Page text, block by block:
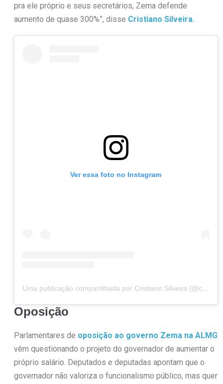
pra ele próprio e seus secretários, Zema defende
aumento de quase 300%”, disse Cristiano Silveira.
Ver essa foto no Instagram
Uma publicação compartilhada por Cristiano Silveira (@cristianosilveiramg)
Oposição
Parlamentares de oposição ao governo Zema na ALMG
vêm questionando o projeto do governador de aumentar o
próprio salário. Deputados e deputadas apontam que o
governador não valoriza o funcionalismo público, mas quer